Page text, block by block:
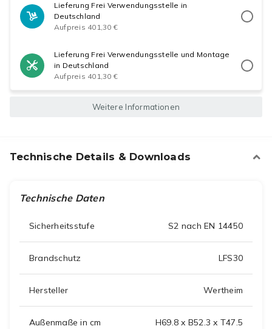
Lieferung Frei Verwendungsstelle in
Deutschland
Aufpreis 401,30 €
Lieferung Frei Verwendungsstelle und Montage
in Deutschland
Aufpreis 401,30 €
Weitere Informationen
Technische Details & Downloads
Technische Daten
Sicherheitsstufe S2 nach EN 14450
Brandschutz LFS30
Hersteller Wertheim
Außenmaße in cm H69.8 x B52.3 x T47.5